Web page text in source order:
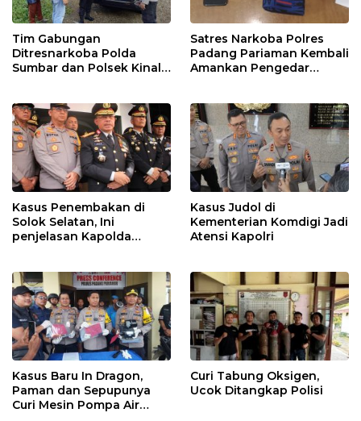
Tim Gabungan
Ditresnarkoba Polda
Sumbar dan Polsek Kinali
Satres Narkoba Polres
Padang Pariaman Kembali
Amankan Pengedar
Kasus Penembakan di
Solok Selatan, Ini
penjelasan Kapolda
Kasus Judol di
Kementerian Komdigi Jadi
Atensi Kapolri
Kasus Baru In Dragon,
Paman dan Sepupunya
Curi Mesin Pompa Air
Curi Tabung Oksigen,
Ucok Ditangkap Polisi